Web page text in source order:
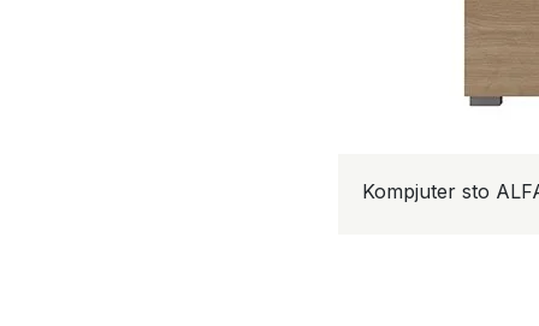
Kompjuter sto